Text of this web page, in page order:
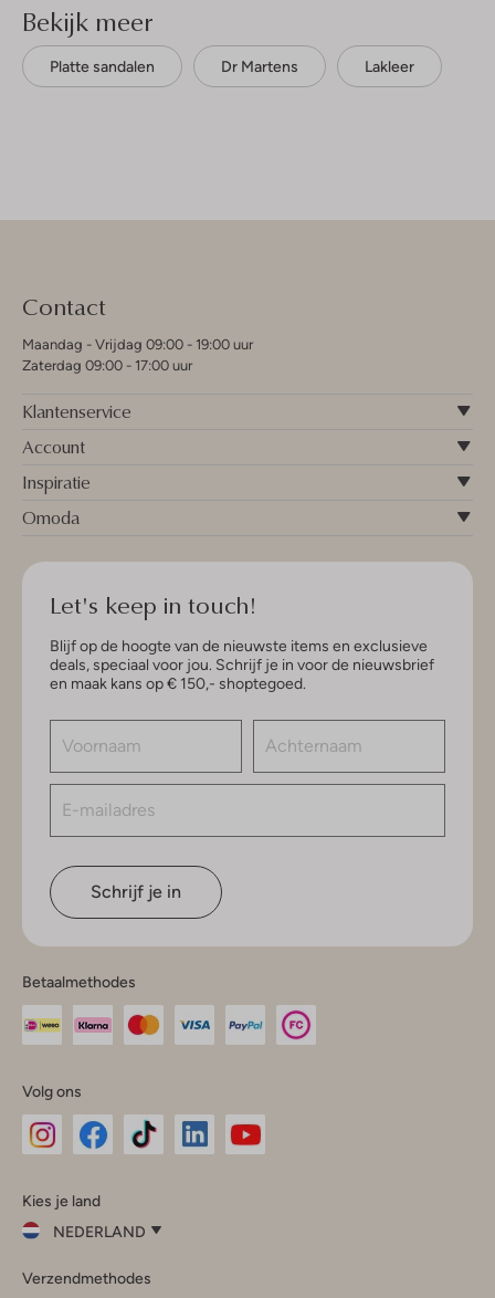
Bekijk meer
Platte sandalen Dr Martens Lakleer
Contact
Maandag - Vrijdag 09:00 - 19:00 uur
Zaterdag 09:00 - 17:00 uur
Klantenservice
Account
Inspiratie
Omoda
Let's keep in touch!
Blijf op de hoogte van de nieuwste items en exclusieve
deals, speciaal voor jou. Schrijf je in voor de nieuwsbrief
en maak kans op € 150,- shoptegoed.
Schrijf je in
Betaalmethodes
Volg ons
InstagramFacebook
Kies je land
NEDERLAND
je
Verzendmethodes